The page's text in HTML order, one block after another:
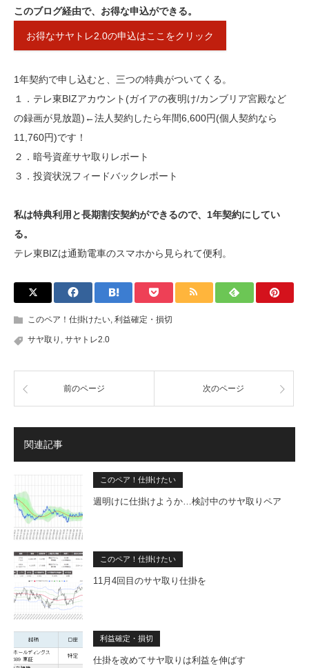
このブログ経由で、お得な申込ができる。
お得なサヤトレ2.0の申込はここをクリック
1年契約で申し込むと、三つの特典がついてくる。
１．テレ東BIZアカウント(ガイアの夜明け/カンブリア宮殿など
の録画が見放題)←法人契約したら年間6,600円(個人契約なら
11,760円)です！
２．暗号資産サヤ取りレポート
３．投資状況フィードバックレポート
私は特典利用と長期割安契約ができるので、1年契約にしてい
る。
テレ東BIZは通勤電車のスマホから見られて便利。
このペア！仕掛けたい, 利益確定・損切
サヤ取り , サヤトレ2.0
前のページ 次のページ
関連記事
このペア！仕掛けたい
週明けに仕掛けようか…検討中のサヤ取りペア
このペア！仕掛けたい
11月4回目のサヤ取り仕掛を
利益確定・損切
仕掛を改めてサヤ取りは利益を伸ばす